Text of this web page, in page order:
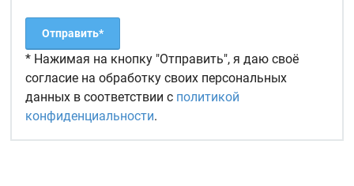
* Нажимая на кнопку "Отправить", я даю своё
согласие на обработку своих персональных
данных в соответствии с политикой
конфиденциальности.